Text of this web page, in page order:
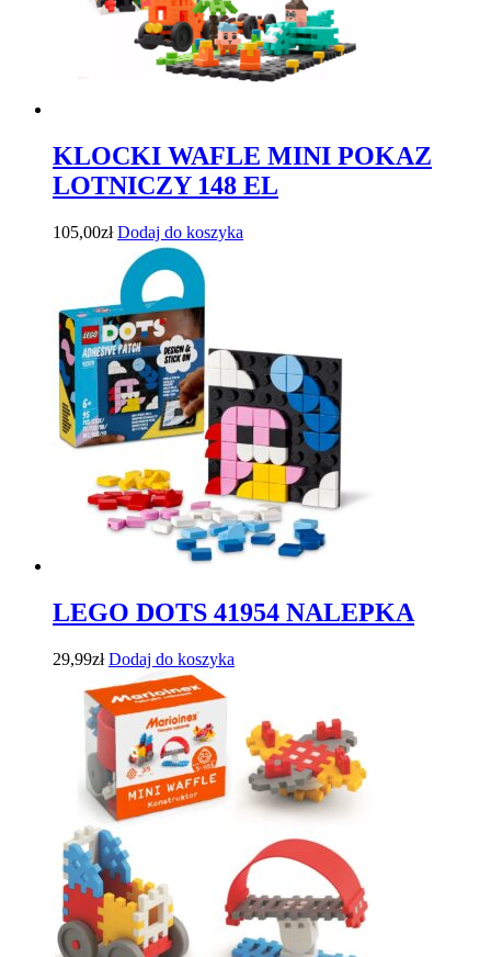
KLOCKI WAFLE MINI POKAZ
LOTNICZY 148 EL
105,00zł Dodaj do koszyka
LEGO DOTS 41954 NALEPKA
29,99zł Dodaj do koszyka